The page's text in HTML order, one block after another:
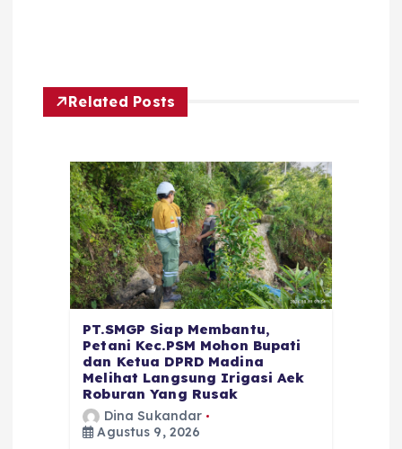
Related Posts
PT.SMGP Siap Membantu,
Petani Kec.PSM Mohon Bupati
dan Ketua DPRD Madina
Melihat Langsung Irigasi Aek
Roburan Yang Rusak
Dina Sukandar
Agustus 9, 2026